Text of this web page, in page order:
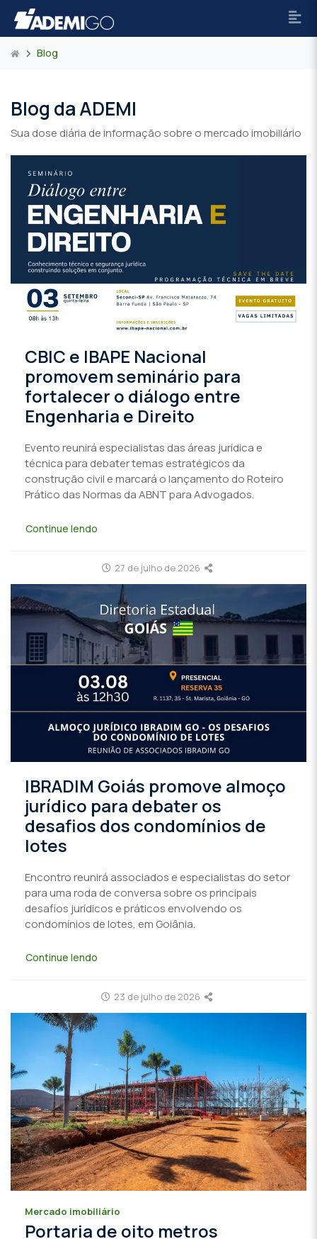
Blog
Blog da ADEMI
Sua dose diária de informação sobre o mercado imobiliário
CBIC e IBAPE Nacional
promovem seminário para
fortalecer o diálogo entre
Engenharia e Direito
Evento reunirá especialistas das áreas jurídica e
técnica para debater temas estratégicos da
construção civil e marcará o lançamento do Roteiro
Prático das Normas da ABNT para Advogados.
Continue lendo
27 de julho de 2026
IBRADIM Goiás promove almoço
jurídico para debater os
desafios dos condomínios de
lotes
Encontro reunirá associados e especialistas do setor
para uma roda de conversa sobre os principais
desafios jurídicos e práticos envolvendo os
condomínios de lotes, em Goiânia.
Continue lendo
23 de julho de 2026
Mercado imobiliário
Portaria de oito metros